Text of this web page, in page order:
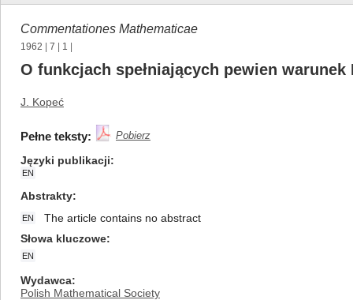
Commentationes Mathematicae
1962 7 1
О funkcjach spełniających pewien warunek
J. Kopeć
Pełne teksty: Pobierz
Języki publikacji
EN
Abstrakty
EN
The article contains no abstract
Słowa kluczowe
EN
Wydawca
Polish Mathematical Society